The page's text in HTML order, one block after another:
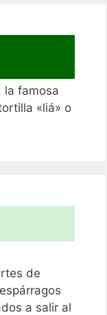
la famosa
«liá» o
de
a salir al